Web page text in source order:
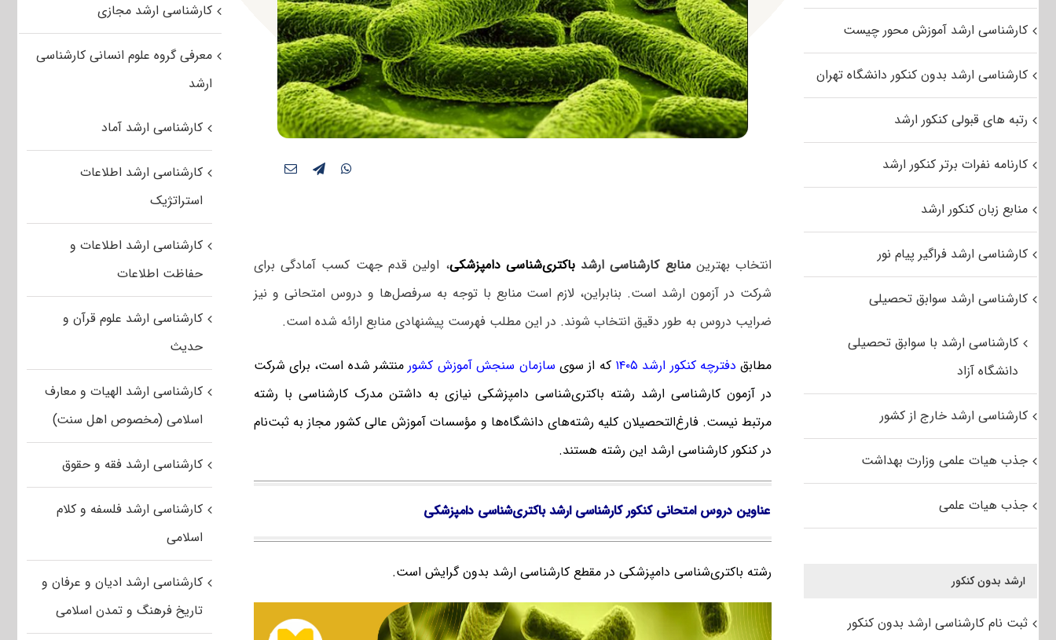
انتخاب بهترینمنابع کارشناسی ارشدباکتری‌شناسی دامپزشکی، اولین قدم جهت کسب آمادگی برای
شرکت در آزمون ارشد است. بنابراین، لازم است منابع با توجه به سرفصل‌ها و دروس امتحانی و نیز
ضرایب دروس به طور دقیق انتخاب شوند. در این مطلب فهرست پیشنهادی منابع ارائه شده است.
مطابق دفترچه کنکور ارشد ۱۴۰۵ که از سوی سازمان سنجش آموزش کشور منتشر شده است، برای شرکت
در آزمون کارشناسی ارشد رشته باکتری‌شناسی دامپزشکی نیازی به داشتن مدرک کارشناسی با رشته
مرتبط نیست. فارغ‌‌التحصیلان کلیه رشته‌های دانشگاه‌ها و مؤسسات آموزش عالی کشور مجاز به ثبت‌نام
در کنکور کارشناسی ارشد این رشته هستند.
عناوین دروس امتحانی کنکور کارشناسی ارشد باکتری‌شناسی دامپزشکی
رشته باکتری‌شناسی دامپزشکی در مقطع کارشناسی ارشد بدون گرایش است.
کارشناسی ارشد مجازی
معرفی گروه علوم انسانی کارشناسی
ارشد
کارشناسی ارشد آماد
کارشناسی ارشد اطلاعات
استراتژیک
کارشناسی ارشد اطلاعات و
حفاظت اطلاعات
کارشناسی ارشد علوم قرآن و
حدیث
کارشناسی ارشد الهیات و معارف
اسلامی (مخصوص اهل سنت)
کارشناسی ارشد فقه و حقوق
کارشناسی ارشد فلسفه و کلام
اسلامی
کارشناسی ارشد ادیان و عرفان و
تاریخ فرهنگ و تمدن اسلامی
کارشناسی ارشد آموزش محور چیست
کارشناسی ارشد بدون کنکور دانشگاه تهران
رتبه های قبولی کنکور ارشد
کارنامه نفرات برتر کنکور ارشد
منابع زبان کنکور ارشد
کارشناسی ارشد فراگیر پیام نور
کارشناسی ارشد سوابق تحصیلی
کارشناسی ارشد با سوابق تحصیلی
دانشگاه آزاد
کارشناسی ارشد خارج از کشور
جذب هیات علمی وزارت بهداشت
جذب هیات علمی
ارشد بدون کنکور
ثبت نام کارشناسی ارشد بدون کنکور